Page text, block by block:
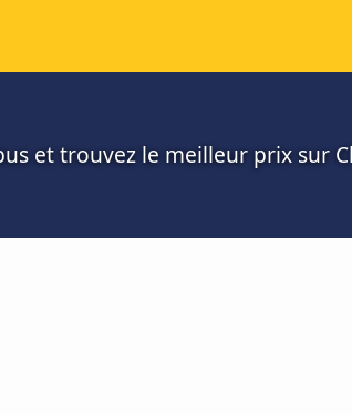
et trouvez le meilleur prix sur